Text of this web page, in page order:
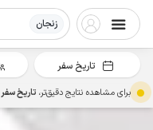
زنجان
تاریخ سفر
برای مشاهده نتایج دقیق‌تر، تاریخ سفر